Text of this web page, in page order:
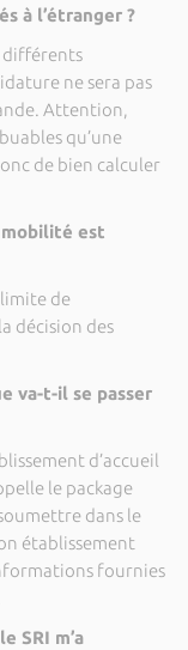
à l’étranger ?
différents
ne sera pas
Attention,
qu’une
de bien calculer
mobilité est
limite de
décision des
va-t-il se passer
d’accueil
le package
dans le
établissement
fournies
SRI m’a